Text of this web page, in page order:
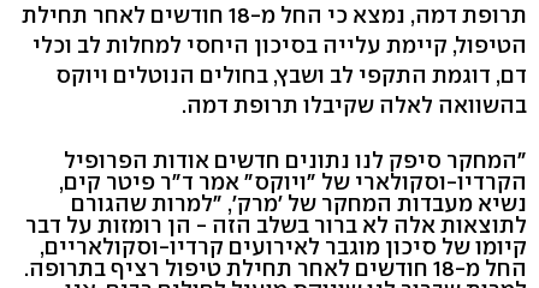
תרופת דמה, נמצא כי החל מ-18 חודשים לאחר תחילת
הטיפול, קיימת עלייה בסיכון היחסי למחלות לב וכלי
דם, דוגמת התקפי לב ושבץ, בחולים הנוטלים ויוקס
בהשוואה לאלה שקיבלו תרופת דמה.
"המחקר סיפק לנו נתונים חדשים אודות הפרופיל
הקרדיו-וסקולארי של "ויוקס" אמר ד"ר פיטר קים,
נשיא מעבדות המחקר של 'מרק', "למרות שהגורם
לתוצאות אלה לא ברור בשלב הזה - הן רומזות על דבר
קיומו של סיכון מוגבר לאירועים קרדיו-וסקולאריים,
החל מ-18 חודשים לאחר תחילת טיפול רציף בתרופה.